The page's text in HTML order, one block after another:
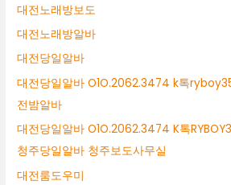
대전노래방보도
대전노래방알바
대전당일알바
대전당일알바 O1O.2062.3474 k톡
전밤알바
대전당일알바 O1O.2062.3474 K톡
청주당일알바 청주보도사무실
대전룸도우미